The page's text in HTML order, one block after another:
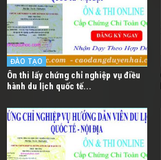
ĐÀO TẠO
Ôn thi lấy chứng chỉ nghiệp vụ điều
hành du lịch quốc tế...